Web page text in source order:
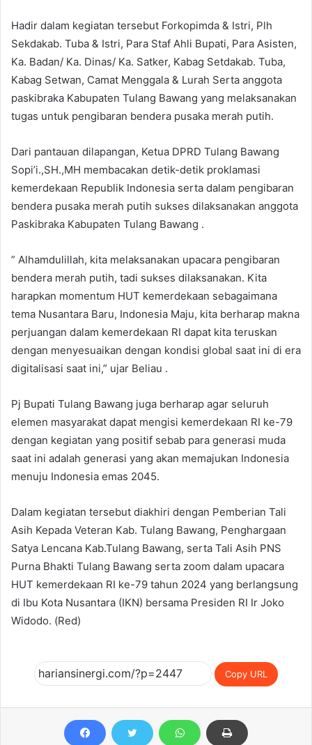
Hadir dalam kegiatan tersebut Forkopimda & Istri, Plh
Sekdakab. Tuba & Istri, Para Staf Ahli Bupati, Para Asisten,
Ka. Badan/ Ka. Dinas/ Ka. Satker, Kabag Setdakab. Tuba,
Kabag Setwan, Camat Menggala & Lurah Serta anggota
paskibraka Kabupaten Tulang Bawang yang melaksanakan
tugas untuk pengibaran bendera pusaka merah putih.
Dari pantauan dilapangan, Ketua DPRD Tulang Bawang
Sopi’i.,SH.,MH membacakan detik-detik proklamasi
kemerdekaan Republik Indonesia serta dalam pengibaran
bendera pusaka merah putih sukses dilaksanakan anggota
Paskibraka Kabupaten Tulang Bawang .
” Alhamdulillah, kita melaksanakan upacara pengibaran
bendera merah putih, tadi sukses dilaksanakan. Kita
harapkan momentum HUT kemerdekaan sebagaimana
tema Nusantara Baru, Indonesia Maju, kita berharap makna
perjuangan dalam kemerdekaan RI dapat kita teruskan
dengan menyesuaikan dengan kondisi global saat ini di era
digitalisasi saat ini,” ujar Beliau .
Pj Bupati Tulang Bawang juga berharap agar seluruh
elemen masyarakat dapat mengisi kemerdekaan RI ke-79
dengan kegiatan yang positif sebab para generasi muda
saat ini adalah generasi yang akan memajukan Indonesia
menuju Indonesia emas 2045.
Dalam kegiatan tersebut diakhiri dengan Pemberian Tali
Asih Kepada Veteran Kab. Tulang Bawang, Penghargaan
Satya Lencana Kab.Tulang Bawang, serta Tali Asih PNS
Purna Bhakti Tulang Bawang serta zoom dalam upacara
HUT kemerdekaan RI ke-79 tahun 2024 yang berlangsung
di Ibu Kota Nusantara (IKN) bersama Presiden RI Ir Joko
Widodo. (Red)
Copy URL